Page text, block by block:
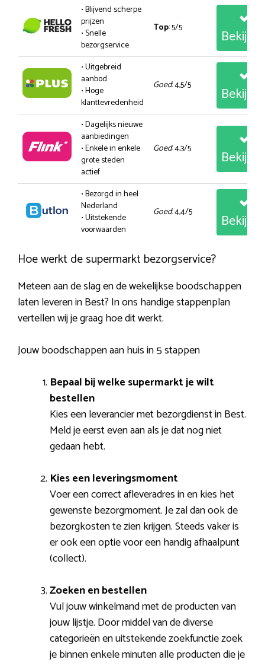
• Blijvend scherpe
prijzen
• Snelle
bezorgservice
Top: 5/5
• Uitgebreid
aanbod
• Hoge
klanttevredenheid
Goed: 4,5/5
• Dagelijks nieuwe
aanbiedingen
• Enkele in enkele
grote steden
actief
Goed: 4,3/5
• Bezorgd in heel
Nederland
• Uitstekende
voorwaarden
Goed: 4,4/5
Hoe werkt de supermarkt bezorgservice?
Meteen aan de slag en de wekelijkse boodschappen
laten leveren in Best? In ons handige stappenplan
vertellen wij je graag hoe dit werkt.
Jouw boodschappen aan huis in 5 stappen
Bepaal bij welke supermarkt je wilt
bestellen
Kies een leverancier met bezorgdienst in Best.
Meld je eerst even aan als je dat nog niet
gedaan hebt.
Kies een leveringsmoment
Voer een correct afleveradres in en kies het
gewenste bezorgmoment. Je zal dan ook de
bezorgkosten te zien krijgen. Steeds vaker is
er ook een optie voor een handig afhaalpunt
(collect).
Zoeken en bestellen
Vul jouw winkelmand met de producten van
jouw lijstje. Door middel van de diverse
categorieën en uitstekende zoekfunctie zoek
je binnen enkele minuten alle producten die je